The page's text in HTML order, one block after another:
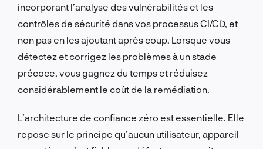
incorporant l’analyse des vulnérabilités et les
contrôles de sécurité dans vos processus CI/CD, et
non pas en les ajoutant après coup. Lorsque vous
détectez et corrigez les problèmes à un stade
précoce, vous gagnez du temps et réduisez
considérablement le coût de la remédiation.
L’architecture de confiance zéro est essentielle. Elle
repose sur le principe qu’aucun utilisateur, appareil